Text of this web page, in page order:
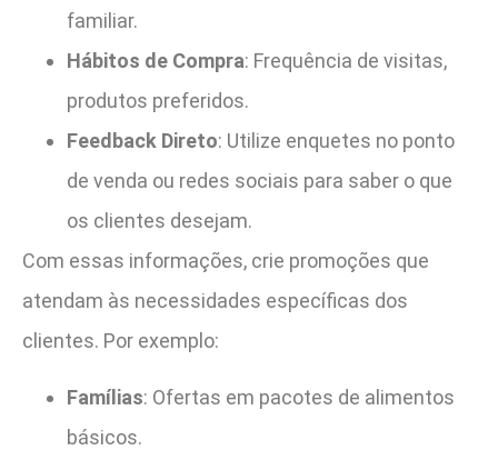
familiar.
Hábitos de Compra: Frequência de visitas,
produtos preferidos.
Feedback Direto: Utilize enquetes no ponto
de venda ou redes sociais para saber o que
os clientes desejam.
Com essas informações, crie promoções que
atendam às necessidades específicas dos
clientes. Por exemplo:
Famílias: Ofertas em pacotes de alimentos
básicos.